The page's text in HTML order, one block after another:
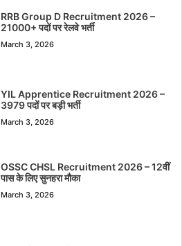
RRB Group D Recruitment 2026 –
21000+ पदों पर रेलवे भर्ती
March 3, 2026
YIL Apprentice Recruitment 2026 –
3979 पदों पर बड़ी भर्ती
March 3, 2026
OSSC CHSL Recruitment 2026 – 12वीं
पास के लिए सुनहरा मौका
March 3, 2026